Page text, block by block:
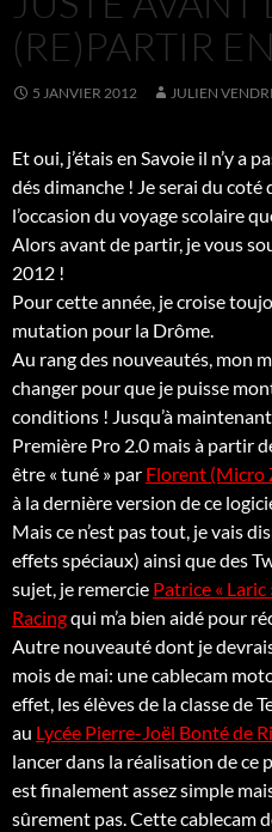
(RE)PARTIR
5 JANVIER 2012 JULIEN
Et oui, j’étais en Savoie il n’y a
dés dimanche ! Je serai du coté
l’occasion du voyage scolaire
Alors avant de partir, je vous
2012 !
Pour cette année, je croise
mutation pour la Drôme.
Au rang des nouveautés, mon
changer pour que je puisse
conditions ! Jusqu’à
Première Pro 2.0 mais à partir
être « tuné » par Florent (Micro
à la dernière version de ce
Mais ce n’est pas tout, je vais
effets spéciaux) ainsi que des
sujet, je remercie Patrice «
Racingqui m’a bien aidé pour
Autre nouveauté dont je
mois de mai: une cablecam
effet, les élèves de la classe de
au Lycée Pierre-Joël Bonté de
lancer dans la réalisation de ce
est finalement assez simple
sûrement pas. Cette cablecam